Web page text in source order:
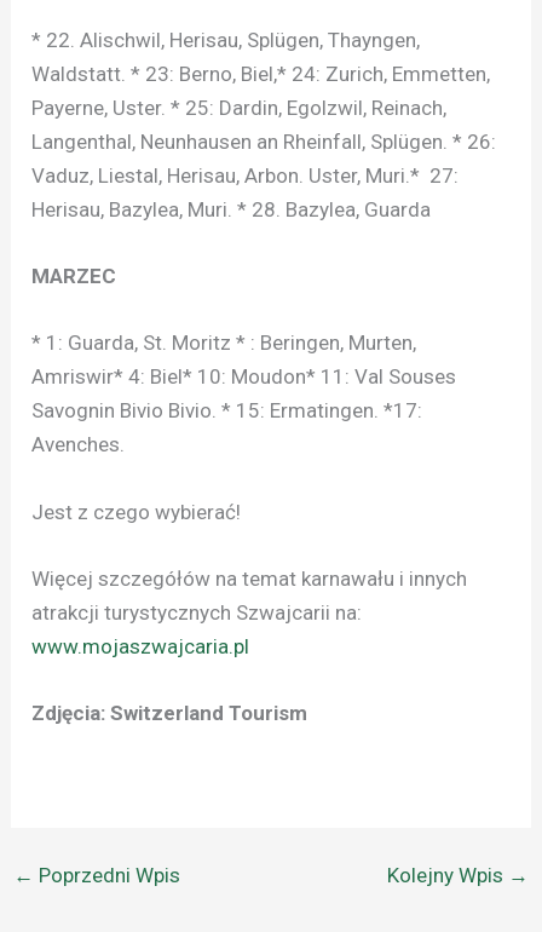
* 22. Alischwil, Herisau, Splügen, Thayngen,
Waldstatt. * 23: Berno, Biel,* 24: Zurich, Emmetten,
Payerne, Uster. * 25: Dardin, Egolzwil, Reinach,
Langenthal, Neunhausen an Rheinfall, Splügen. * 26:
Vaduz, Liestal, Herisau, Arbon. Uster, Muri.* 27:
Herisau, Bazylea, Muri. * 28. Bazylea, Guarda
MARZEC
* 1: Guarda, St. Moritz * : Beringen, Murten,
Amriswir* 4: Biel* 10: Moudon* 11: Val Souses
Savognin Bivio Bivio. * 15: Ermatingen. *17:
Avenches.
Jest z czego wybierać!
Więcej szczegółów na temat karnawału i innych
atrakcji turystycznych Szwajcarii na:
www.mojaszwajcaria.pl
Zdjęcia: Switzerland Tourism
← Poprzedni Wpis Kolejny Wpis →